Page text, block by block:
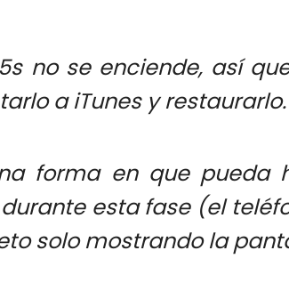
no se enciende, así
a iTunes y restaurarlo.
forma en que pueda
esta fase (el
solo mostrando la